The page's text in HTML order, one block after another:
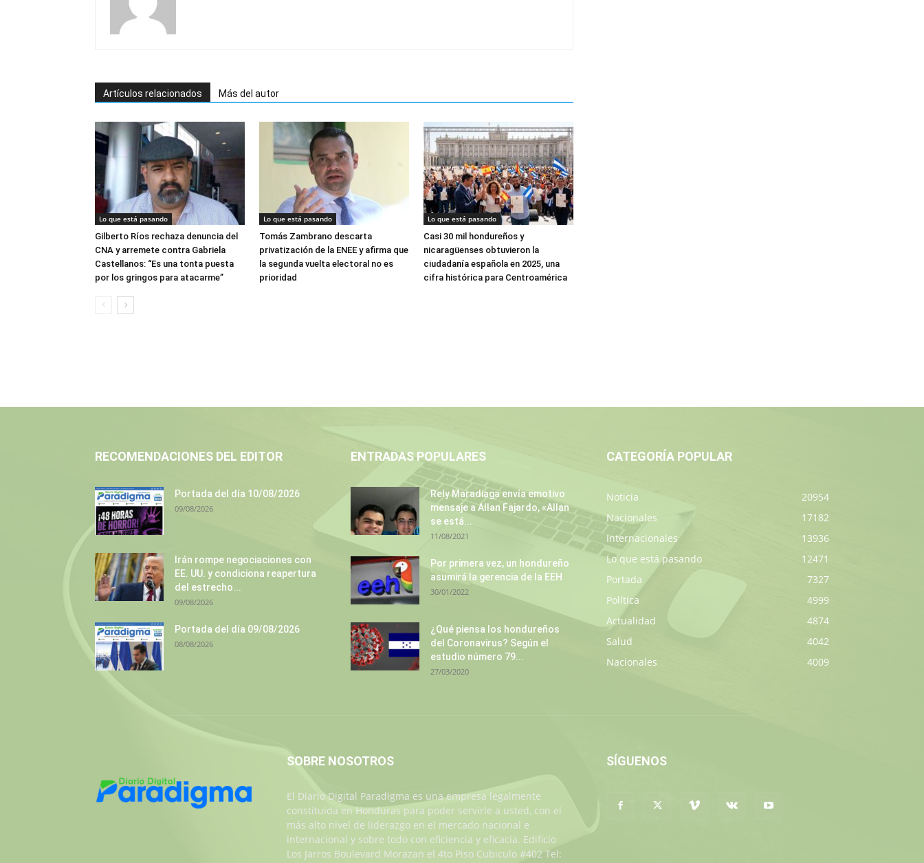
Artículos relacionados Más del autor
Lo que está pasando
Gilberto Ríos rechaza denuncia del
CNA y arremete contra Gabriela
Castellanos: “Es una tonta puesta
por los gringos para atacarme”
Lo que está pasando
Tomás Zambrano descarta
privatización de la ENEE y afirma que
la segunda vuelta electoral no es
prioridad
Lo que está pasando
Casi 30 mil hondureños y
nicaragüenses obtuvieron la
ciudadanía española en 2025, una
cifra histórica para Centroamérica
RECOMENDACIONES DEL EDITOR
Portada del día 10/08/2026
09/08/2026
Irán rompe negociaciones con
EE. UU. y condiciona reapertura
del estrecho...
09/08/2026
Portada del día 09/08/2026
08/08/2026
ENTRADAS POPULARES
Rely Maradiaga envía emotivo
mensaje a Allan Fajardo, «Allan
se está...
11/08/2021
Por primera vez, un hondureño
asumirá la gerencia de la EEH
30/01/2022
¿Qué piensa los hondureños
del Coronavirus? Según el
estudio número 79...
27/03/2020
CATEGORÍA POPULAR
Noticia
20954
Nacionales
17182
Internacionales
13936
Lo que está pasando
12471
Portada
7327
Política
4999
Actualidad
4874
Salud
4042
Nacionales
4009
SOBRE NOSOTROS
El Diario Digital Paradigma es una empresa legalmente
constituida en Honduras para poder servirle a usted, con el
más alto nivel de liderazgo en el mercado nacional e
internacional y sobre todo con eficiencia y eficacia. Edificio
Los Jarros Boulevard Morazan el 4to Piso Cubiculo #402 Tel:
SÍGUENOS